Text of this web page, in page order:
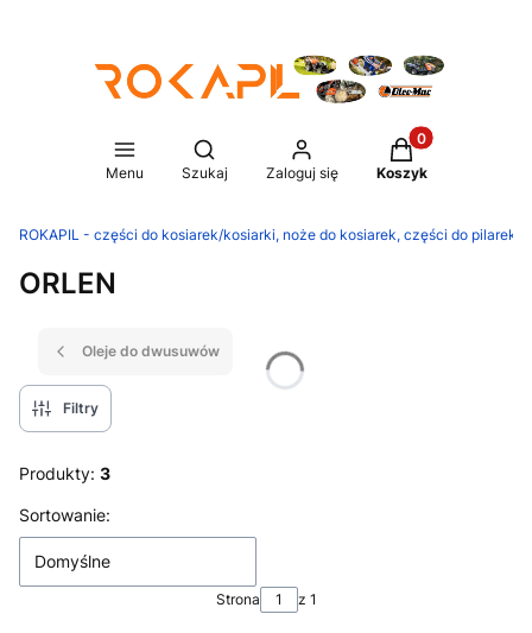
Menu
Otwórz wyszukiwarkę
Szukaj Zaloguj się
Produkty w
Koszyk
ROKAPIL - części do kosiarek/kosiarki, noże do kosiarek, części do pilarek/
ORLEN
Oleje do dwusuwów
Filtry
Produkty: 3
Lista produktów
Sortowanie:
Domyślne
Strona z 1